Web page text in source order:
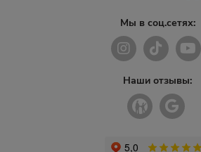
Мы в соц.сетях:
Наши отзывы: